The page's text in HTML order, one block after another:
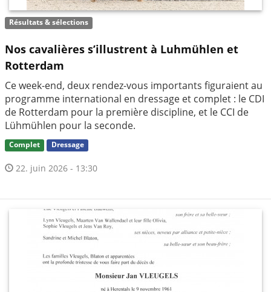
Résultats & sélections
Nos cavalières s’illustrent à Luhmühlen et
Rotterdam
Ce week-end, deux rendez-vous importants figuraient au
programme international en dressage et complet : le CDI
de Rotterdam pour la première discipline, et le CCI de
Lühmühlen pour la seconde.
Complet Dressage
22. juin 2026 - 13:30